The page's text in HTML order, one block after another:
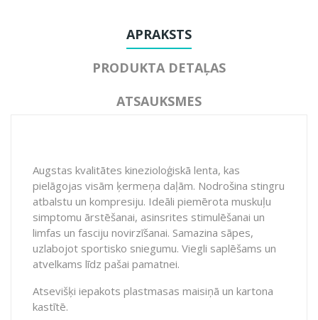
APRAKSTS
PRODUKTA DETAĻAS
ATSAUKSMES
Augstas kvalitātes kinezioloģiskā lenta, kas
pielāgojas visām ķermeņa daļām. Nodrošina stingru
atbalstu un kompresiju. Ideāli piemērota muskuļu
simptomu ārstēšanai, asinsrites stimulēšanai un
limfas un fasciju novirzīšanai. Samazina sāpes,
uzlabojot sportisko sniegumu. Viegli saplēšams un
atvelkams līdz pašai pamatnei.
Atsevišķi iepakots plastmasas maisiņā un kartona
kastītē.